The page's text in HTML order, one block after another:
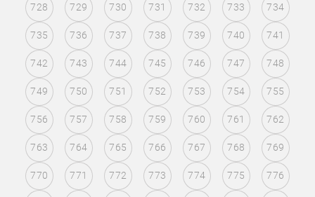
728 729 730 731 732 733 734
735 736 737 738 739 740 741
742 743 744 745 746 747 748
749 750 751 752 753 754 755
756 757 758 759 760 761 762
763 764 765 766 767 768 769
770 771 772 773 774 775 776